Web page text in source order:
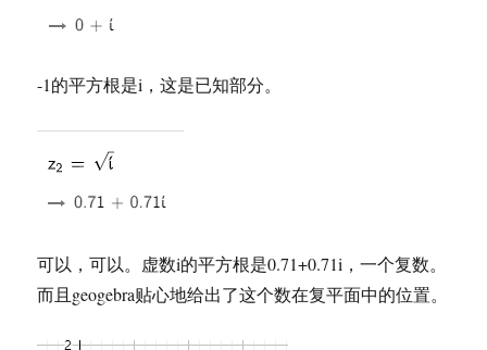
-1的平方根是i，这是已知部分。
可以，可以。虚数i的平方根是0.71+0.71i，一个复数。
而且geogebra贴心地给出了这个数在复平面中的位置。